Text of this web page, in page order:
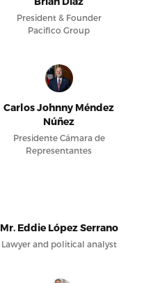
President & Founder
Pacifico Group
Carlos Johnny Méndez
Núñez
Presidente Cámara de
Representantes
Mr. Eddie López Serrano
Lawyer and political analyst